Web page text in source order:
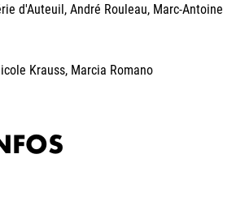
d'Auteuil,André Rouleau, Marc-Antoine
Krauss, Marcia Romano